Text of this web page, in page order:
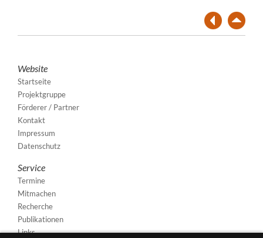
Website
Startseite
Projektgruppe
Förderer / Partner
Kontakt
Impressum
Datenschutz
Service
Termine
Mitmachen
Recherche
Publikationen
Links